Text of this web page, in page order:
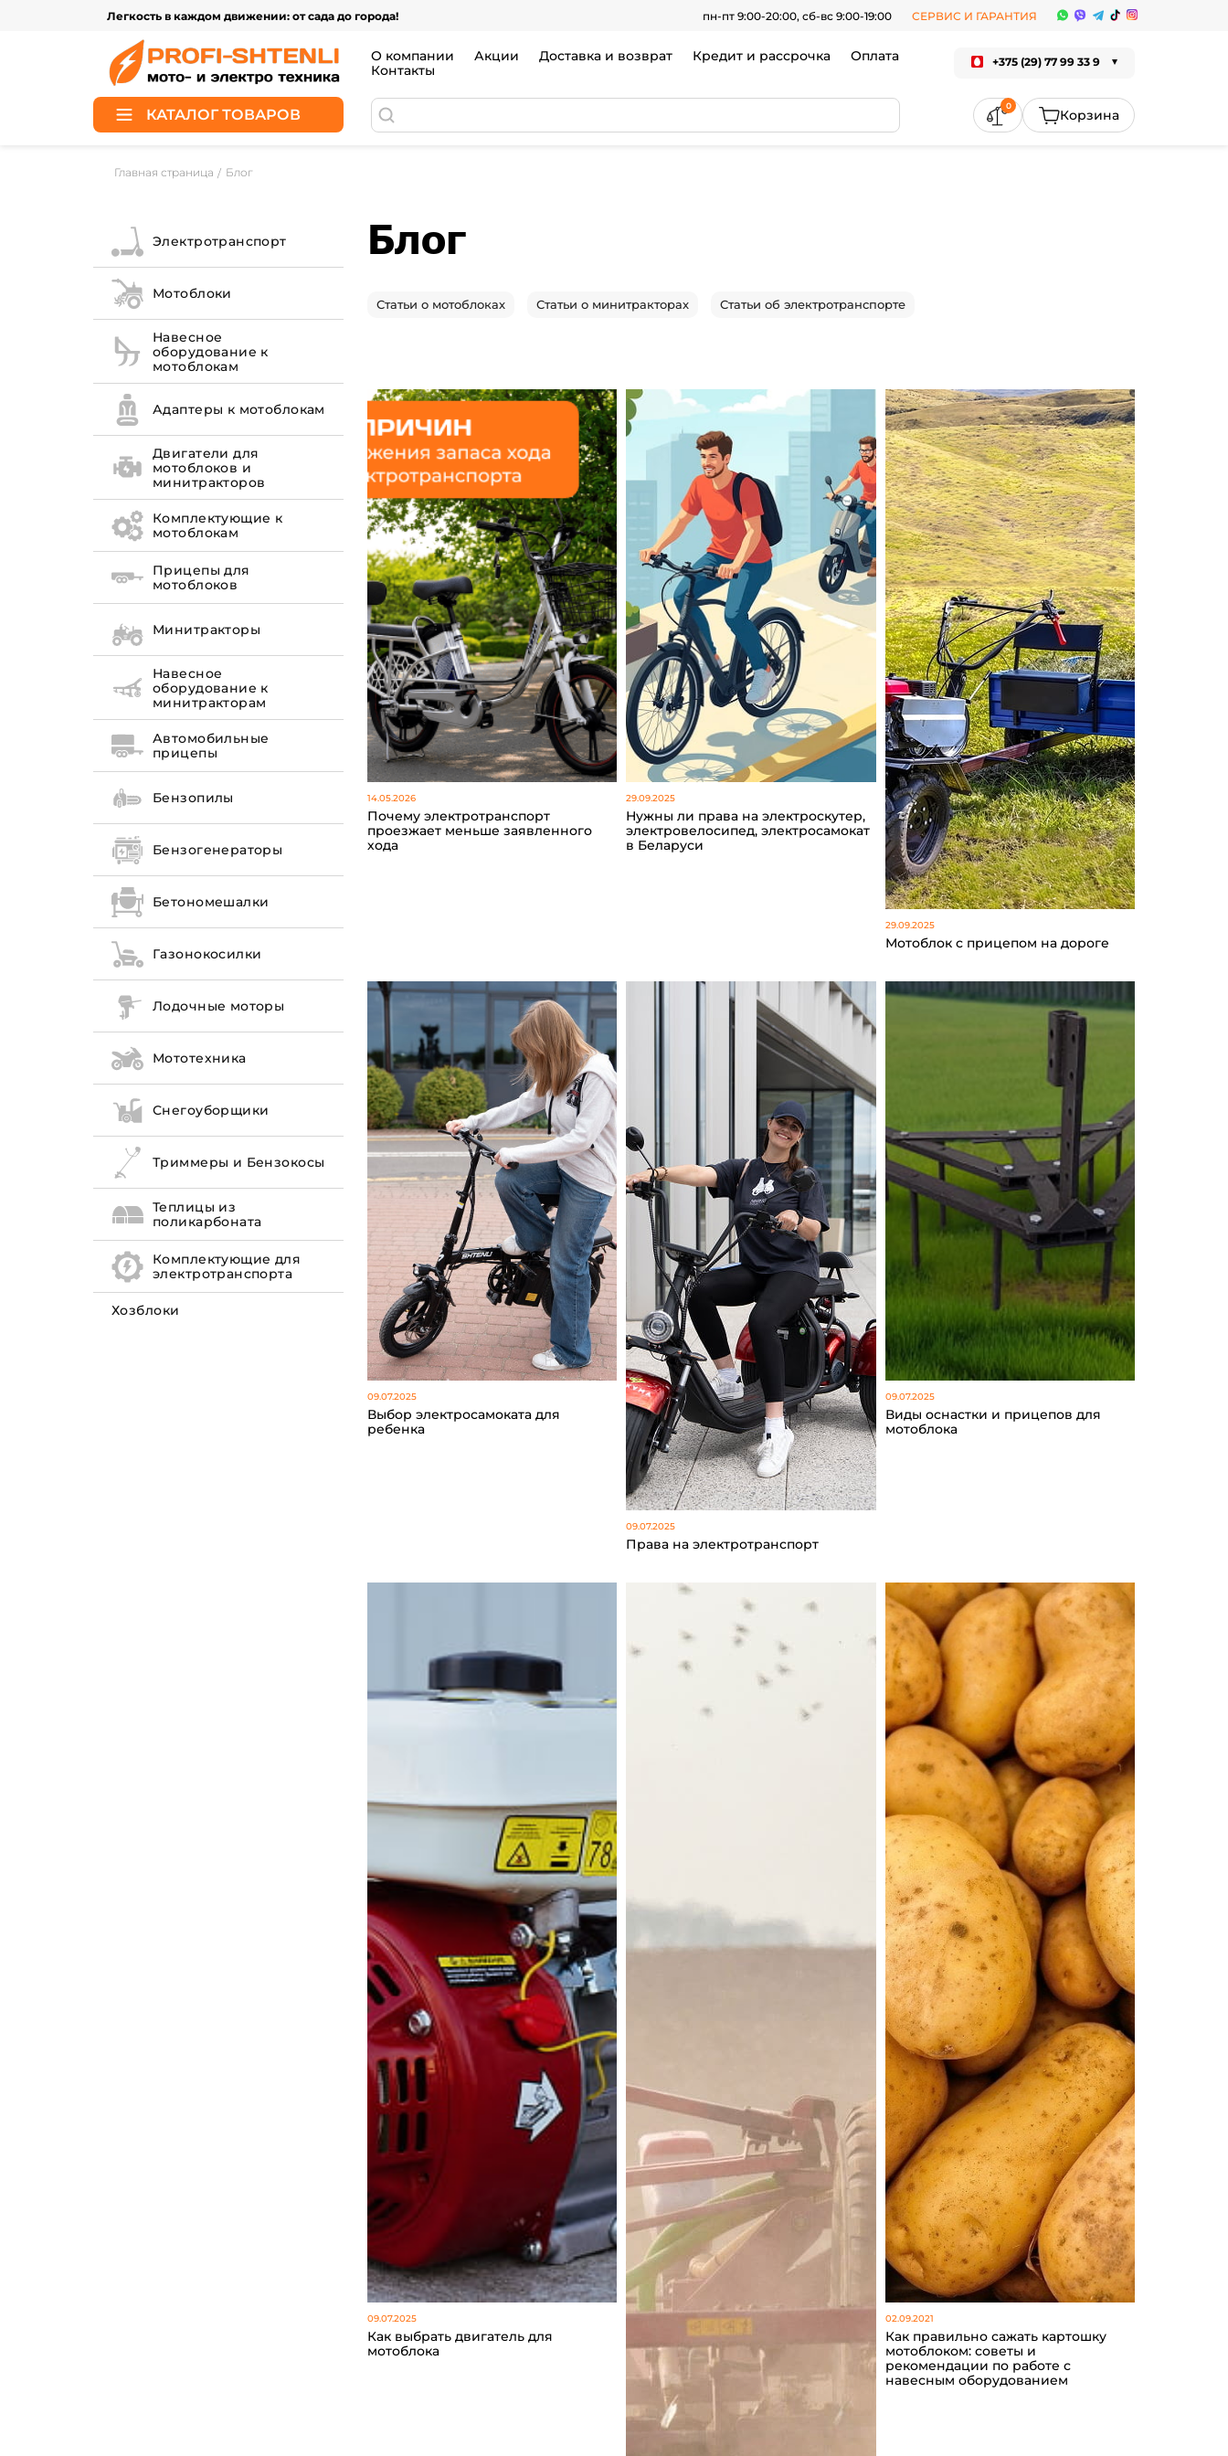
Легкость в каждом движении: от сада до города! пн-пт 9:00-20:00, сб-вс 9:00-19:00 СЕРВИС И ГАРАНТИЯ
О компании Акции Доставка и возврат Кредит и рассрочка
Оплата
Контакты
+375 (29) 77 99 33 9
КАТАЛОГ ТОВАРОВ
0
Главная страница Блог
Электротранспорт
Мотоблоки
Навесное
оборудование к
мотоблокам
Адаптеры к мотоблокам
Двигатели для
мотоблоков и
минитракторов
Комплектующие к
мотоблокам
Прицепы для
мотоблоков
Минитракторы
Навесное
оборудование к
минитракторам
Автомобильные
прицепы
Бензопилы
Бензогенераторы
Бетономешалки
Газонокосилки
Лодочные моторы
Мототехника
Снегоуборщики
Триммеры и Бензокосы
Теплицы из
поликарбоната
Комплектующие для
электротранспорта
Хозблоки
Блог
Статьи о мотоблоках Статьи о минитракторах Статьи об электротранспорте
14.05.2026
Почему электротранспорт
проезжает меньше заявленного
хода
29.09.2025
Нужны ли права на электроскутер,
электровелосипед, электросамокат
в Беларуси
29.09.2025
Мотоблок с прицепом на дороге
09.07.2025
Выбор электросамоката для
ребенка
09.07.2025
Права на электротранспорт
09.07.2025
Виды оснастки и прицепов для
мотоблока
09.07.2025
Как выбрать двигатель для
мотоблока
02.09.2021
Как правильно сажать картошку
мотоблоком: советы и
рекомендации по работе с
навесным оборудованием